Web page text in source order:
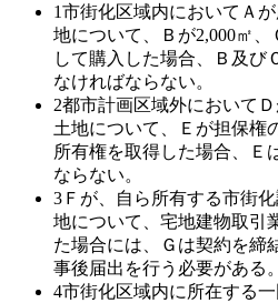
1市街化区域内においてＡ
地について、Ｂが2,000㎡、
して購入した場合、Ｂ及び
なければならない。
2都市計画区域外において
土地について、Ｅが担保権
所有権を取得した場合、Ｅ
ならない。
3 Ｆが、自ら所有する市街
地について、宅地建物取引
た場合には、Ｇは契約を締
事後届出を行う必要がある。
4市街化区域内に所在する